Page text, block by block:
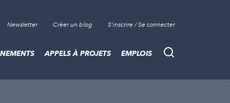
Newsletter Créer un blog S'inscrire / Se connecter
Recherche
APPELS À PROJETS EMPLOIS